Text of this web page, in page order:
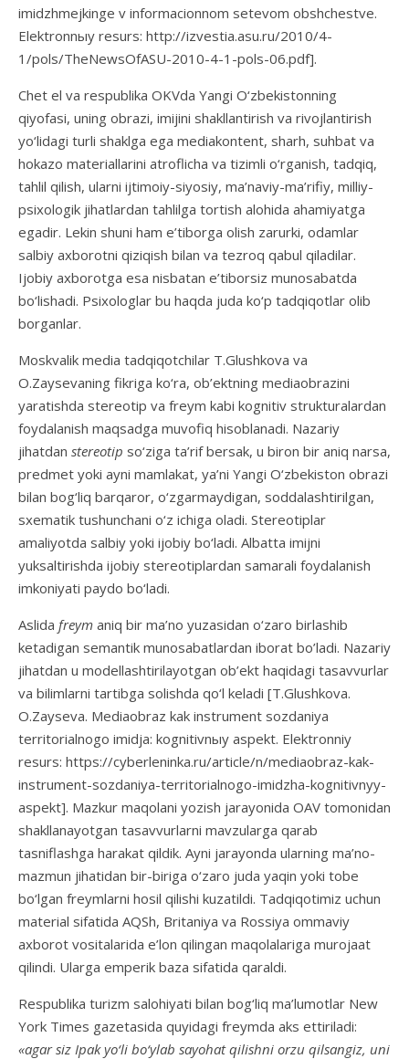
imidzhmejkinge v informacionnom setevom obshchestve.
Elektronnыy resurs: http://izvestia.asu.ru/2010/4-
1/pols/TheNewsOfASU-2010-4-1-pols-06.pdf].
Chet el va respublika OKVda Yangi O‘zbekistonning
qiyofasi, uning obrazi, imijini shakllantirish va rivojlantirish
yo‘lidagi turli shaklga ega mediakontent, sharh, suhbat va
hokazo materiallarini atroflicha va tizimli o‘rganish, tadqiq,
tahlil qilish, ularni ijtimoiy-siyosiy, ma’naviy-ma’rifiy, milliy-
psixologik jihatlardan tahlilga tortish alohida ahamiyatga
egadir. Lekin shuni ham e’tiborga olish zarurki, odamlar
salbiy axborotni qiziqish bilan va tezroq qabul qiladilar.
Ijobiy axborotga esa nisbatan e’tiborsiz munosabatda
bo‘lishadi. Psixologlar bu haqda juda ko‘p tadqiqotlar olib
borganlar.
Moskvalik media tadqiqotchilar T.Glushkova va
O.Zaysevaning fikriga ko‘ra, ob’ektning mediaobrazini
yaratishda stereotip va freym kabi kognitiv strukturalardan
foydalanish maqsadga muvofiq hisoblanadi. Nazariy
jihatdan stereotip so‘ziga ta’rif bersak, u biron bir aniq narsa,
predmet yoki ayni mamlakat, ya’ni Yangi O‘zbekiston obrazi
bilan bog‘liq barqaror, o‘zgarmaydigan, soddalashtirilgan,
sxematik tushunchani o‘z ichiga oladi. Stereotiplar
amaliyotda salbiy yoki ijobiy bo‘ladi. Albatta imijni
yuksaltirishda ijobiy stereotiplardan samarali foydalanish
imkoniyati paydo bo‘ladi.
Aslida freym aniq bir ma’no yuzasidan o‘zaro birlashib
ketadigan semantik munosabatlardan iborat bo’ladi. Nazariy
jihatdan u modellashtirilayotgan ob’ekt haqidagi tasavvurlar
va bilimlarni tartibga solishda qo‘l keladi [T.Glushkova.
O.Zayseva. Mediaobraz kak instrument sozdaniya
territorialnogo imidja: kognitivnыy aspekt. Elektronniy
resurs: https://cyberleninka.ru/article/n/mediaobraz-kak-
instrument-sozdaniya-territorialnogo-imidzha-kognitivnyy-
aspekt]. Mazkur maqolani yozish jarayonida OAV tomonidan
shakllanayotgan tasavvurlarni mavzularga qarab
tasniflashga harakat qildik. Ayni jarayonda ularning ma’no-
mazmun jihatidan bir-biriga o‘zaro juda yaqin yoki tobe
bo‘lgan freymlarni hosil qilishi kuzatildi. Tadqiqotimiz uchun
material sifatida AQSh, Britaniya va Rossiya ommaviy
axborot vositalarida e’lon qilingan maqolalariga murojaat
qilindi. Ularga emperik baza sifatida qaraldi.
Respublika turizm salohiyati bilan bog‘liq ma’lumotlar New
York Times gazetasida quyidagi freymda aks ettiriladi:
«agar siz Ipak yo‘li bo‘ylab sayohat qilishni orzu qilsangiz, uni